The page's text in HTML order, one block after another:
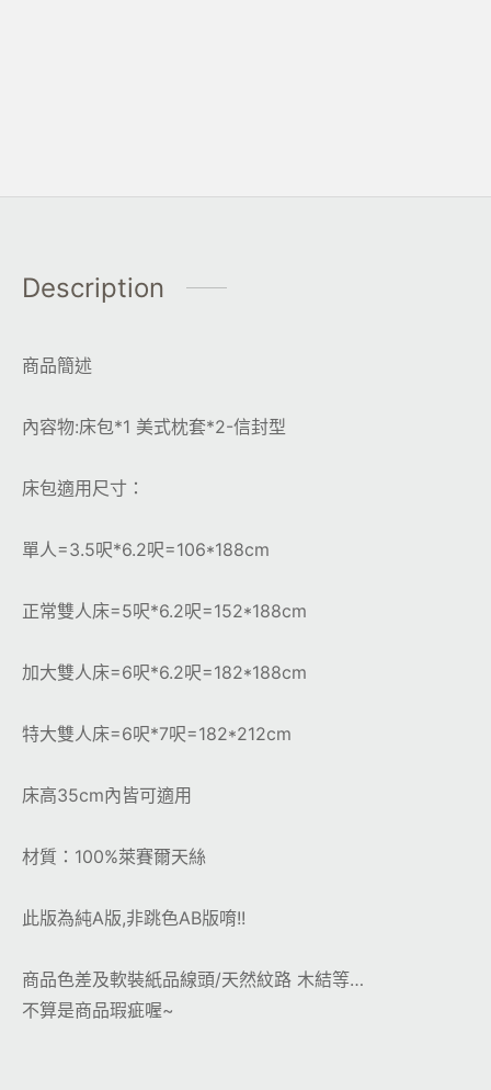
Description
商品簡述
內容物:床包*1 美式枕套*2-信封型
床包適用尺寸：
單人=3.5呎*6.2呎=106*188cm
正常雙人床=5呎*6.2呎=152*188cm
加大雙人床=6呎*6.2呎=182*188cm
特大雙人床=6呎*7呎=182*212cm
床高35cm內皆可適用
材質：100%萊賽爾天絲
此版為純A版,非跳色AB版唷!!
商品色差及軟裝紙品線頭/天然紋路 木結等…
不算是商品瑕疵喔~